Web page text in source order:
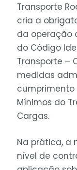
Transporte
cria a
da operação
do Código
Transporte –
medidas
cumprimento
Mínimos do
Cargas.
Na prática, a
nível de